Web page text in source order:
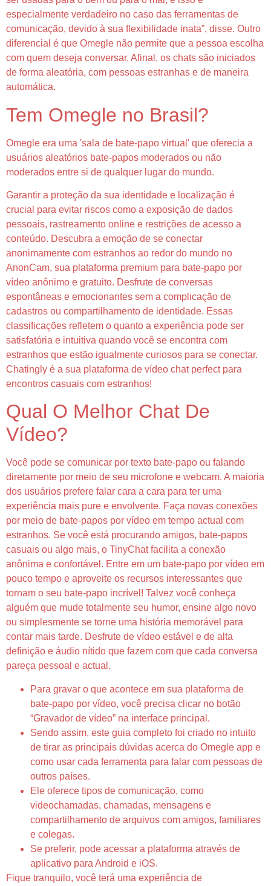
especialmente verdadeiro no caso das ferramentas de
comunicação, devido à sua flexibilidade inata”, disse. Outro
diferencial é que Omegle não permite que a pessoa escolha
com quem deseja conversar. Afinal, os chats são iniciados
de forma aleatória, com pessoas estranhas e de maneira
automática.
Tem Omegle no Brasil?
Omegle era uma 'sala de bate-papo virtual' que oferecia a
usuários aleatórios bate-papos moderados ou não
moderados entre si de qualquer lugar do mundo.
Garantir a proteção da sua identidade e localização é
crucial para evitar riscos como a exposição de dados
pessoais, rastreamento online e restrições de acesso a
conteúdo. Descubra a emoção de se conectar
anonimamente com estranhos ao redor do mundo no
AnonCam, sua plataforma premium para bate-papo por
vídeo anônimo e gratuito. Desfrute de conversas
espontâneas e emocionantes sem a complicação de
cadastros ou compartilhamento de identidade. Essas
classificações refletem o quanto a experiência pode ser
satisfatória e intuitiva quando você se encontra com
estranhos que estão igualmente curiosos para se conectar.
Chatingly é a sua plataforma de vídeo chat perfect para
encontros casuais com estranhos!
Qual O Melhor Chat De
Vídeo?
Você pode se comunicar por texto bate-papo ou falando
diretamente por meio de seu microfone e webcam. A maioria
dos usuários prefere falar cara a cara para ter uma
experiência mais pure e envolvente. Faça novas conexões
por meio de bate-papos por vídeo em tempo actual com
estranhos. Se você está procurando amigos, bate-papos
casuais ou algo mais, o TinyChat facilita a conexão
anônima e confortável. Entre em um bate-papo por vídeo em
pouco tempo e aproveite os recursos interessantes que
tornam o seu bate-papo incrível! Talvez você conheça
alguém que mude totalmente seu humor, ensine algo novo
ou simplesmente se torne uma história memorável para
contar mais tarde. Desfrute de vídeo estável e de alta
definição e áudio nítido que fazem com que cada conversa
pareça pessoal e actual.
Para gravar o que acontece em sua plataforma de
bate-papo por vídeo, você precisa clicar no botão
“Gravador de vídeo” na interface principal.
Sendo assim, este guia completo foi criado no intuito
de tirar as principais dúvidas acerca do Omegle app e
como usar cada ferramenta para falar com pessoas de
outros países.
Ele oferece tipos de comunicação, como
videochamadas, chamadas, mensagens e
compartilhamento de arquivos com amigos, familiares
e colegas.
Se preferir, pode acessar a plataforma através de
aplicativo para Android e iOS.
Fique tranquilo, você terá uma experiência de